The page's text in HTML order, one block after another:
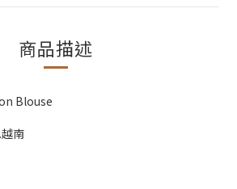
商品描述
Blouse
南